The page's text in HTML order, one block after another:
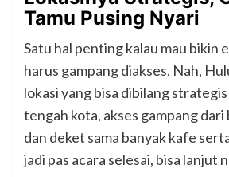
Tamu Pusing Nyari
Satu hal penting kalau mau bikin
harus gampang diakses. Nah,
lokasi yang bisa dibilang
tengah kota, akses gampang dari
dan deket sama banyak kafe
jadi pas acara selesai, bisa lanjut